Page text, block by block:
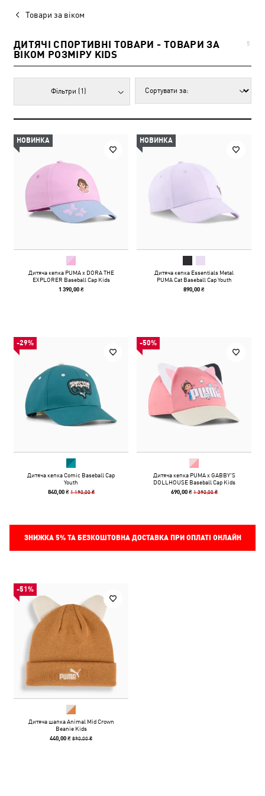
Товари за віком
ДИТЯЧІ СПОРТИВНІ ТОВАРИ - ТОВАРИ ЗА
ВІКОМ РОЗМІРУ KIDS
5
Фільтри (1)
НОВИНКА
Дитяча кепка PUMA x DORA THE
EXPLORER Baseball Cap Kids
1 390,00 ₴
НОВИНКА
Дитяча кепка Essentials Metal
PUMA Cat Baseball Cap Youth
890,00 ₴
-29%
Дитяча кепка Comic Baseball Cap
Youth
840,00 ₴ 1 190,00 ₴
-50%
Дитяча кепка PUMA x GABBY'S
DOLLHOUSE Baseball Cap Kids
690,00 ₴ 1 390,00 ₴
ЗНИЖКА 5%ТА БЕЗКОШТОВНА ДОСТАВКА ПРИ ОПЛАТІ ОНЛАЙН
-51%
Дитяча шапка Animal Mid Crown
Beanie Kids
440,00 ₴890,00 ₴